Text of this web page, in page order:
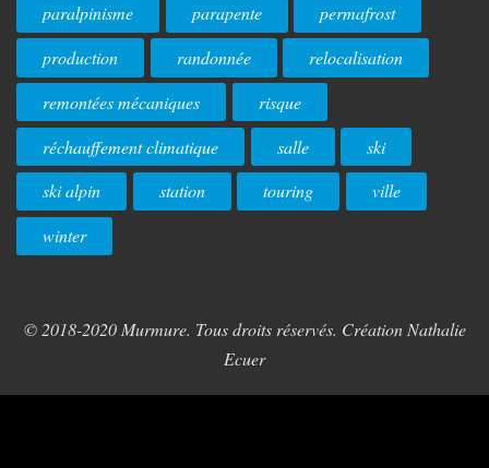
paralpinisme
parapente
permafrost
production
randonnée
relocalisation
remontées mécaniques
risque
réchauffement climatique
salle
ski
ski alpin
station touring
ville
winter
© 2018-2020 Murmure. Tous droits réservés. Création Nathalie
Ecuer